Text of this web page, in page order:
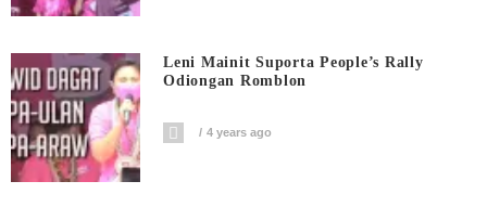
Leni Mainit Suporta People’s Rally
Odiongan Romblon
4 years ago